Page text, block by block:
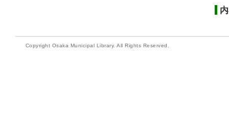
Copyright Osaka Municipal Library. All Rights Reserved.